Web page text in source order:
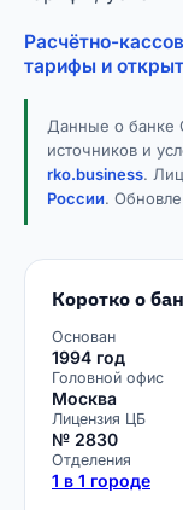
Расчётно-
тарифы и
Данные о банке
источников и
rko.business.
России.
Коротко о
Основан
1994 год
Головной офис
Москва
Лицензия ЦБ
№ 2830
Отделения
1 в 1 городе